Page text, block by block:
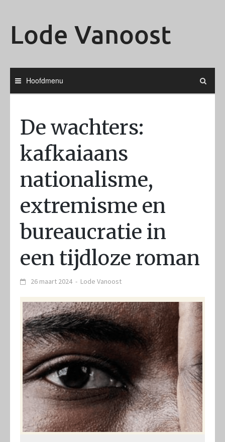
Lode Vanoost
Hoofdmenu
De wachters:
kafkaiaans
nationalisme,
extremisme en
bureaucratie in
een tijdloze roman
26 maart 2024 - Lode Vanoost